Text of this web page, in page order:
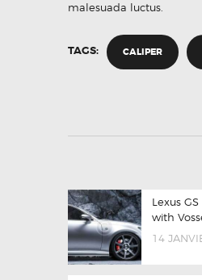
malesuada luctus.
TAGS: CALIPER
Lexus
with
14